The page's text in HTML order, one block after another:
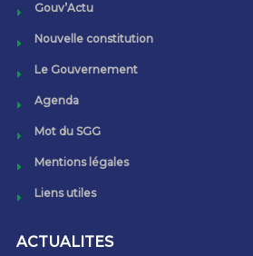
Gouv’Actu
Nouvelle constitution
Le Gouvernement
Agenda
Mot du SGG
Mentions légales
Liens utiles
ACTUALITES